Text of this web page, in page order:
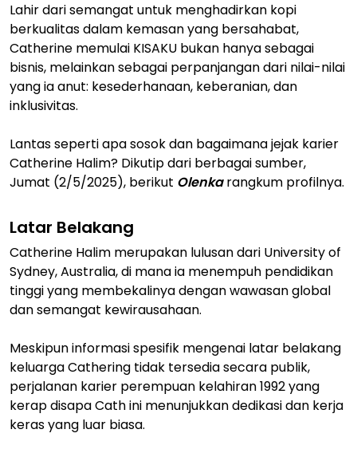
Lahir dari semangat untuk menghadirkan kopi
berkualitas dalam kemasan yang bersahabat,
Catherine memulai KISAKU bukan hanya sebagai
bisnis, melainkan sebagai perpanjangan dari nilai-nilai
yang ia anut: kesederhanaan, keberanian, dan
inklusivitas.
Lantas seperti apa sosok dan bagaimana jejak karier
Catherine Halim? Dikutip dari berbagai sumber,
Jumat (2/5/2025), berikut Olenkarangkum profilnya.
Latar Belakang
Catherine Halim merupakan lulusan dari University of
Sydney, Australia, di mana ia menempuh pendidikan
tinggi yang membekalinya dengan wawasan global
dan semangat kewirausahaan.
Meskipun informasi spesifik mengenai latar belakang
keluarga Cathering tidak tersedia secara publik,
perjalanan karier perempuan kelahiran 1992 yang
kerap disapa Cath ini menunjukkan dedikasi dan kerja
keras yang luar biasa.